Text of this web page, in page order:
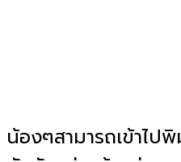
น้องๆสามารถเข้าไ